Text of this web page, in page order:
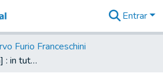
&
Coleções
Tudo na
Entrar
Furio Franceschini
48 Versetti [música] : in tutte le tonalita maggiori e minori (per organo